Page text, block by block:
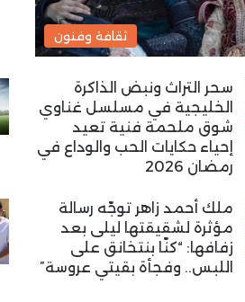
ثقافة وفنون
سحر التراث ونبض الذاكرة
الخليجية في مسلسل غناوي
شوق ملحمة فنية تعيد
إحياء حكايات الحب والوداع في
رمضان 2026
ملك أحمد زاهر توجّه رسالة
مؤثرة لشقيقتها ليلى بعد
زفافها: “كنّا بنتخانق على
اللبس.. وفجأة بقيتي عروسة”